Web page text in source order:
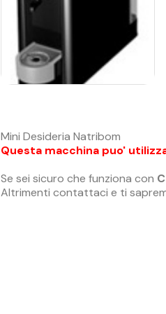
Mini Desideria Natribom
Questa macchina puo'
Se sei sicuro che funziona con
Altrimenti contattaci e ti